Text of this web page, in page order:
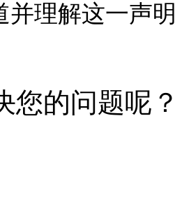
并理解这一声
您的问题呢